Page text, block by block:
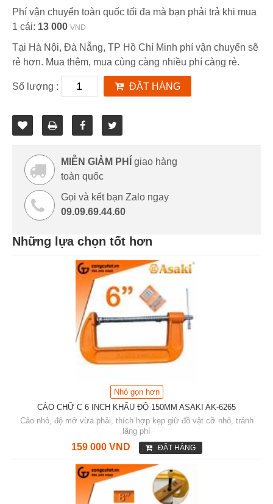
Phí vận chuyển toàn quốc tối đa mà bạn phải trả khi mua
1 cái: 13 000 VND
Tại Hà Nội, Đà Nẵng, TP Hồ Chí Minh phí vận chuyển sẽ
rẻ hơn. Mua thêm, mua cùng càng nhiều phí càng rẻ.
Số lượng : ĐẶT HÀNG
MIỄN GIẢM PHÍ
giao hàng
toàn quốc
Gọi và kết bạn Zalo ngay
09.09.69.44.60
Những lựa chọn tốt hơn
Nhỏ gọn hơn
CẢO CHỮ C 6 INCH KHẨU ĐỘ 150MM ASAKI AK-6265
Cảo nhỏ, độ mở vừa phải, thích hợp kẹp giữ đồ vật cỡ nhỏ, tránh
lãng phí
159 000 VND ĐẶT HÀNG